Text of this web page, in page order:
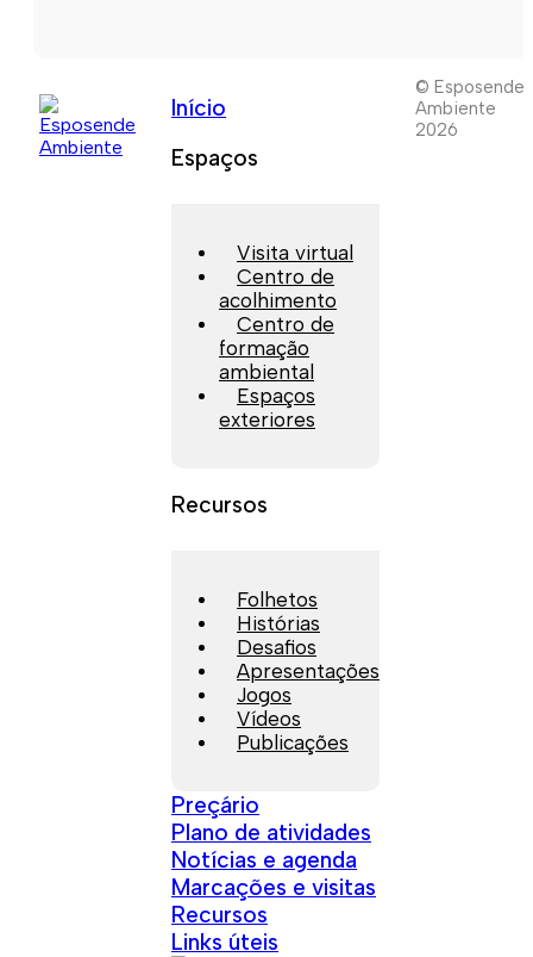
Início
Espaços
Visita virtual
Centro de
acolhimento
Centro de
formação
ambiental
Espaços
exteriores
Recursos
Folhetos
Histórias
Desafios
Apresentações
Jogos
Vídeos
Publicações
Preçário
Plano de atividades
Notícias e agenda
Marcações e visitas
Recursos
Links úteis
© Esposende
Ambiente
2026